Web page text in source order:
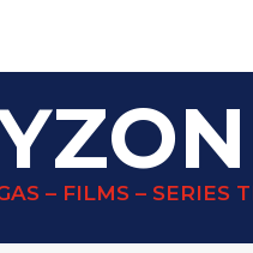
– FILMS – SERIES